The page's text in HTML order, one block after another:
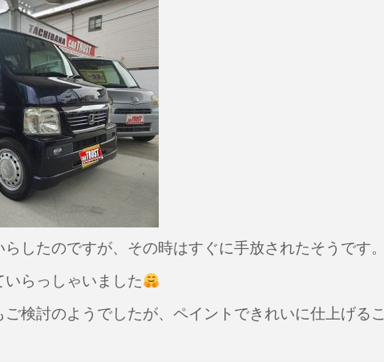
したのですが、その時はすぐに手放されたそうです。
らっしゃいました
検討のようでしたが、 ペイントできれいに仕上げるこ